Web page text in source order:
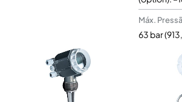
Máx.
63 bar